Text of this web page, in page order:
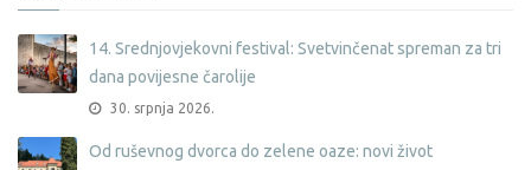
14. Srednjovjekovni festival: Svetvinčenat spreman za tri
dana povijesne čarolije
30. srpnja 2026.
Od ruševnog dvorca do zelene oaze: novi život